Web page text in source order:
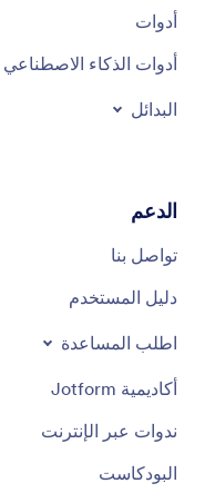
أدوات
أدوات الذكاء الاصطناعي
البدائل
الدعم
تواصل بنا
دليل المستخدم
اطلب المساعدة
أكاديمية Jotform
ندوات عبر الإنترنت
البودكاست